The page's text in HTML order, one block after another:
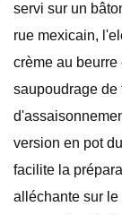
servi sur un
rue mexicain,
crème au
saupoudrage de
version en pot
facilite la
alléchante sur